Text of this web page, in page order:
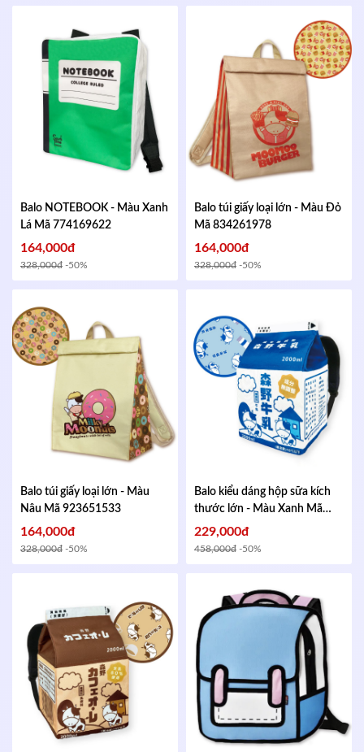
Balo NOTEBOOK - Màu Xanh
Lá Mã 774169622
164,000đ
328,000đ -50%
Balo túi giấy loại lớn - Màu Đỏ
Mã 834261978
164,000đ
328,000đ -50%
Balo túi giấy loại lớn - Màu
Nâu Mã 923651533
164,000đ
328,000đ -50%
Balo kiểu dáng hộp sữa kích
thước lớn - Màu Xanh Mã
613477132
229,000đ
458,000đ -50%